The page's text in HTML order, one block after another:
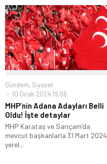
Gündem, Siyaset
10 Ocak 2024 19:06
MHP’nin Adana Adayları Belli
Oldu! İşte detaylar
MHP Karataş ve Sarıçam’da
mevcut başkanlarla 31 Mart 2024
yerel...